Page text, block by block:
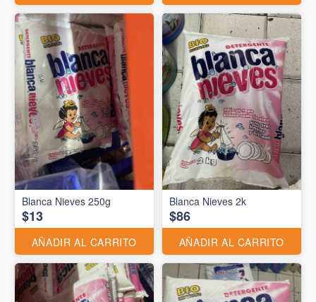
Blanca Nieves 250g
$13
AÑADIR AL CARRITO
Blanca Nieves 2k
$86
AÑADIR AL CARRITO